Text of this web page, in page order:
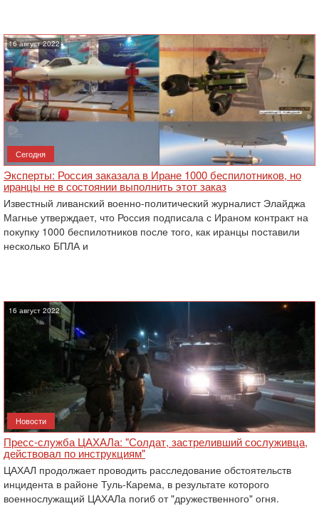
16 август 2022
Сегодня
Эксперты: Россия заказала в Иране 1000 беспилотников, но
иранцы не в состоянии выполнить этот заказ
Известный ливанский военно-политический журналист Элайджа
Магнье утверждает, что Россия подписала с Ираном контракт на
покупку 1000 беспилотников после того, как иранцы поставили
несколько БПЛА и
16 август 2022
Новости
Пресс-служба ЦАХАЛа: "Солдат, застреливший сослуживца,
действовал по инструкциям"
ЦАХАЛ продолжает проводить расследование обстоятельств
инцидента в районе Туль-Карема, в результате которого
военнослужащий ЦАХАЛа погиб от "дружественного" огня.